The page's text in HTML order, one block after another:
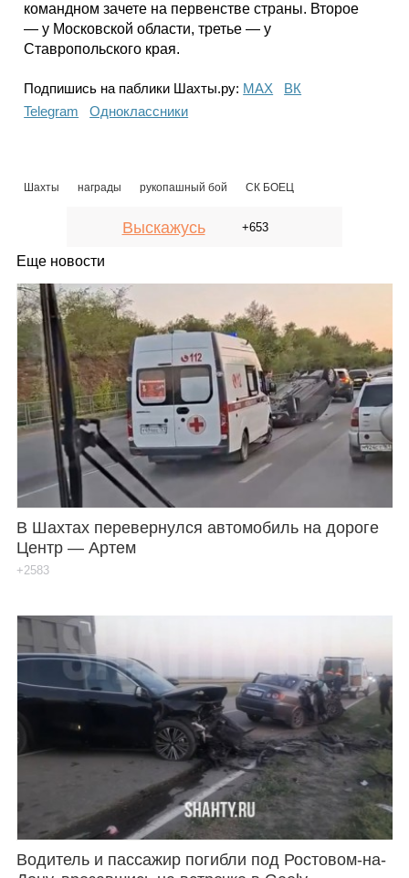
командном зачете на первенстве страны. Второе
— у Московской области, третье — у
Ставропольского края.
Подпишись на паблики Шахты.ру: МАХ
ВК
Telegram
Одноклассники
Шахты награды рукопашный бой СК БОЕЦ
Выскажусь +653
Еще новости
В Шахтах перевернулся автомобиль на дороге
Центр — Артем
+2583
Водитель и пассажир погибли под Ростовом-на-